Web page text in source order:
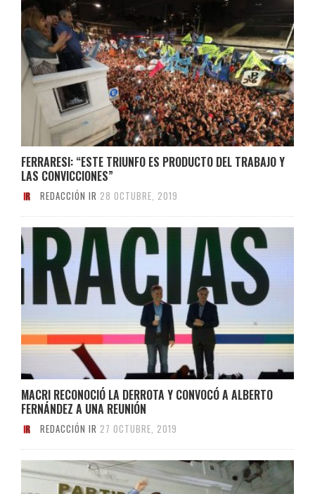
FERRARESI: “ESTE TRIUNFO ES PRODUCTO DEL TRABAJO Y
LAS CONVICCIONES”
REDACCIÓN IR 28 OCTUBRE, 2019
MACRI RECONOCIÓ LA DERROTA Y CONVOCÓ A ALBERTO
FERNÁNDEZ A UNA REUNIÓN
REDACCIÓN IR 27 OCTUBRE, 2019